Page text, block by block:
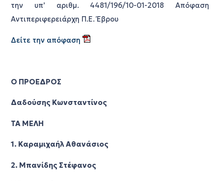
την υπ’ αριθμ. 4481/196/10-01-2018 Απόφαση
Αντιπεριφερειάρχη Π.Ε. Έβρου
Δείτε την απόφαση
Ο ΠΡΟΕΔΡΟΣ
Δαδούσης Κωνσταντίνος
ΤΑ ΜΕΛΗ
1. Καραμιχαήλ Αθανάσιος
2. Μπανίδης Στέφανος